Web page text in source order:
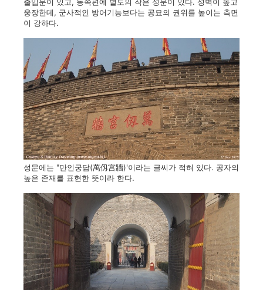
웅장한데, 군사적인 방어기능보다는 공묘의 권위를 높이는 측면
이 강하다.
성문에는 "만인궁담(萬仭宫牆)'이라는 글씨가 적혀 있다. 공자의
높은 존재를 표현한 뜻이라 한다.